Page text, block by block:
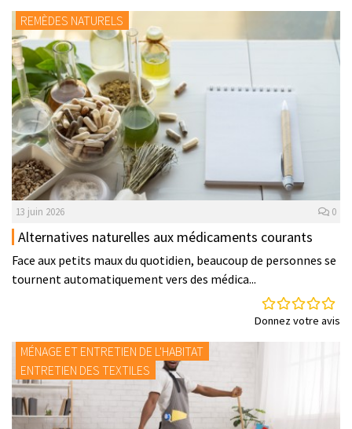
REMÈDES NATURELS
13 juin 2026 0
Alternatives naturelles aux médicaments courants
Face aux petits maux du quotidien, beaucoup de personnes se
tournent automatiquement vers des médica...
Donnez votre avis
MÉNAGE ET ENTRETIEN DE L'HABITAT
ENTRETIEN DES TEXTILES